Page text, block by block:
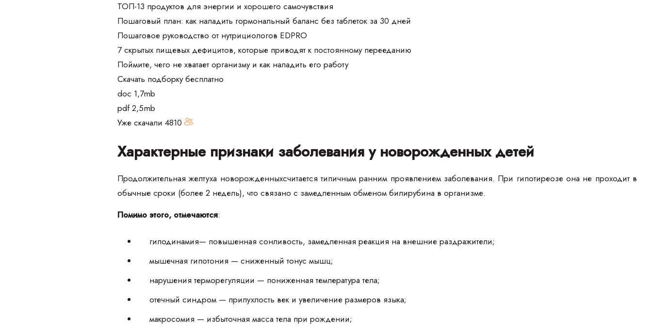
ТОП-13 продуктов для энергии и хорошего самочувствия
Пошаговый план: как наладить гормональный баланс без таблеток за 30 дней
Пошаговое руководство от нутрициологов EDPRO
7 скрытых пищевых дефицитов, которые приводят к постоянному перееданию
Поймите, чего не хватает организму и как наладить его работу
Скачать подборку бесплатно
doc 1,7mb
pdf 2,5mb
Уже скачали 4810
Характерные признаки заболевания у новорожденных детей
Продолжительная желтуха новорожденныхсчитается типичным ранним проявлением заболевания. При гипотиреозе она не проходит в
обычные сроки (более 2 недель), что связано с замедленным обменом билирубина в организме.
Помимо этого, отмечаются:
гиподинамия— повышенная сонливость, замедленная реакция на внешние раздражители;
мышечная гипотония — сниженный тонус мышц;
нарушения терморегуляции — пониженная температура тела;
отечный синдром — припухлость век и увеличение размеров языка;
макросомия — избыточная масса тела при рождении;